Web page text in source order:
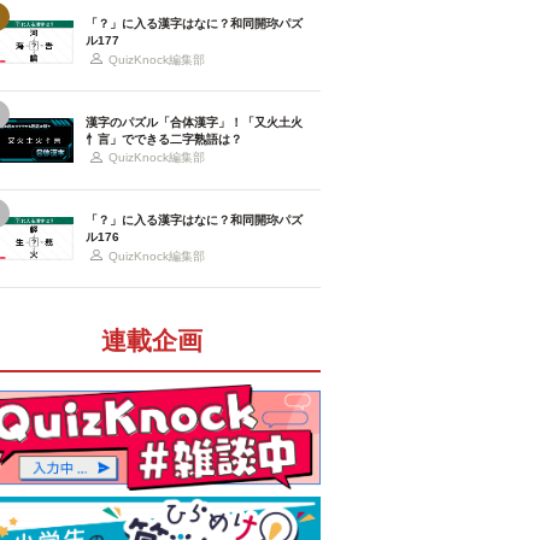
「？」に入る漢字はなに？和同開珎パズ
ル177
QuizKnock編集部
漢字のパズル「合体漢字」！「又火土火
忄言」でできる二字熟語は？
QuizKnock編集部
「？」に入る漢字はなに？和同開珎パズ
ル176
QuizKnock編集部
連載企画